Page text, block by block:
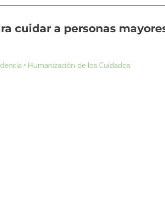
cuidar a personas
· Humanización de los Cuidados